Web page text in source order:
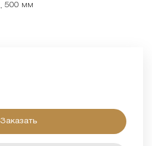
500 мм
Заказать